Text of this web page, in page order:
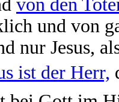
von den
und von
nur Jesus,
ist der Herr,